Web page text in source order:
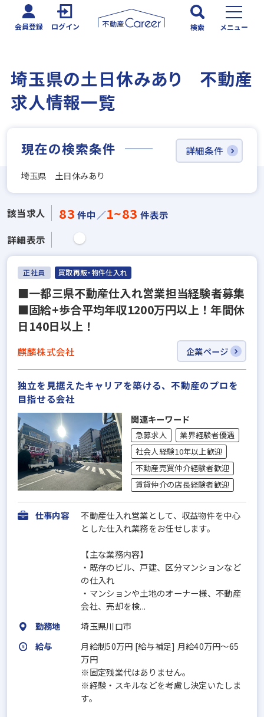
会員登録 ログイン 検索 メニュー
埼玉県の土日休みあり 不動産
求人情報一覧
現在の検索条件
埼玉県 土日休みあり
詳細条件
該当求人 83 件中／1~83 件表示
詳細表示
正社員 買取再販・物件仕入れ
■一都三県不動産仕入れ営業担当経験者募集
■固給+歩合平均年収1200万円以上！年間休
日140日以上！
麒麟株式会社 企業ページ
独立を見据えたキャリアを築ける、不動産のプロを
目指せる会社
関連キーワード
急募求人
業界経験者優遇
社会人経験10年以上歓迎
不動産売買仲介経験者歓迎
賃貸仲介の店長経験者歓迎
仕事内容
不動産仕入れ営業として、収益物件を中心
とした仕入れ業務をお任せします。
【主な業務内容】
・既存のビル、戸建、区分マンションなど
の仕入れ
・マンションや土地のオーナー様、不動産
会社、売却を検...
勤務地
埼玉県川口市
給与
月給制50万円 [給与補足] 月給40万円～65
万円
※固定残業代はありません。
※経験・スキルなどを考慮し決定いたしま
す。